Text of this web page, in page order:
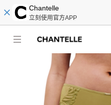
Chantelle
立刻使用官方APP